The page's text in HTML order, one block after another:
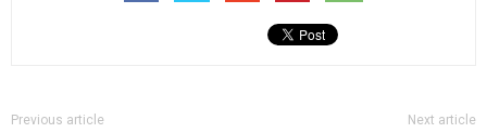
Previous article Next article